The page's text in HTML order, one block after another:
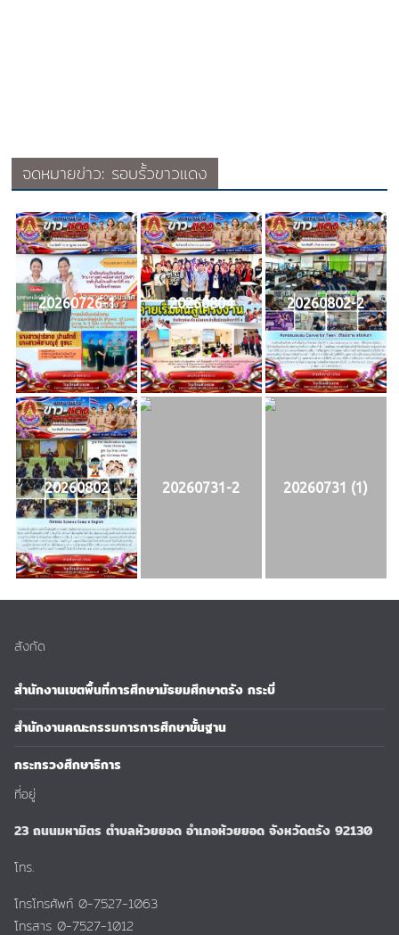
จดหมายข่าว: รอบรั้วขาวแดง
20260726-1 20260804 20260802-2
20260802 20260731-2 20260731 (1)
สังกัด
สำนักงานเขตพื้นที่การศึกษามัธยมศึกษาตรัง กระบี่
สำนักงานคณะกรรมการการศึกษาขั้นฐาน
กระทรวงศึกษาธิการ
ที่อยู่
23 ถนนมหามิตร ตำบลห้วยยอด อำเภอห้วยยอด จังหวัดตรัง 92130
โทร.
โทรโทรศัพท์ 0-7527-1063
โทรสาร 0-7527-1012